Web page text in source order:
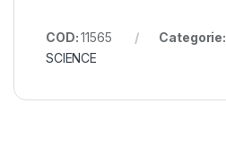
COD:11565 Categorie:
SCIENCE